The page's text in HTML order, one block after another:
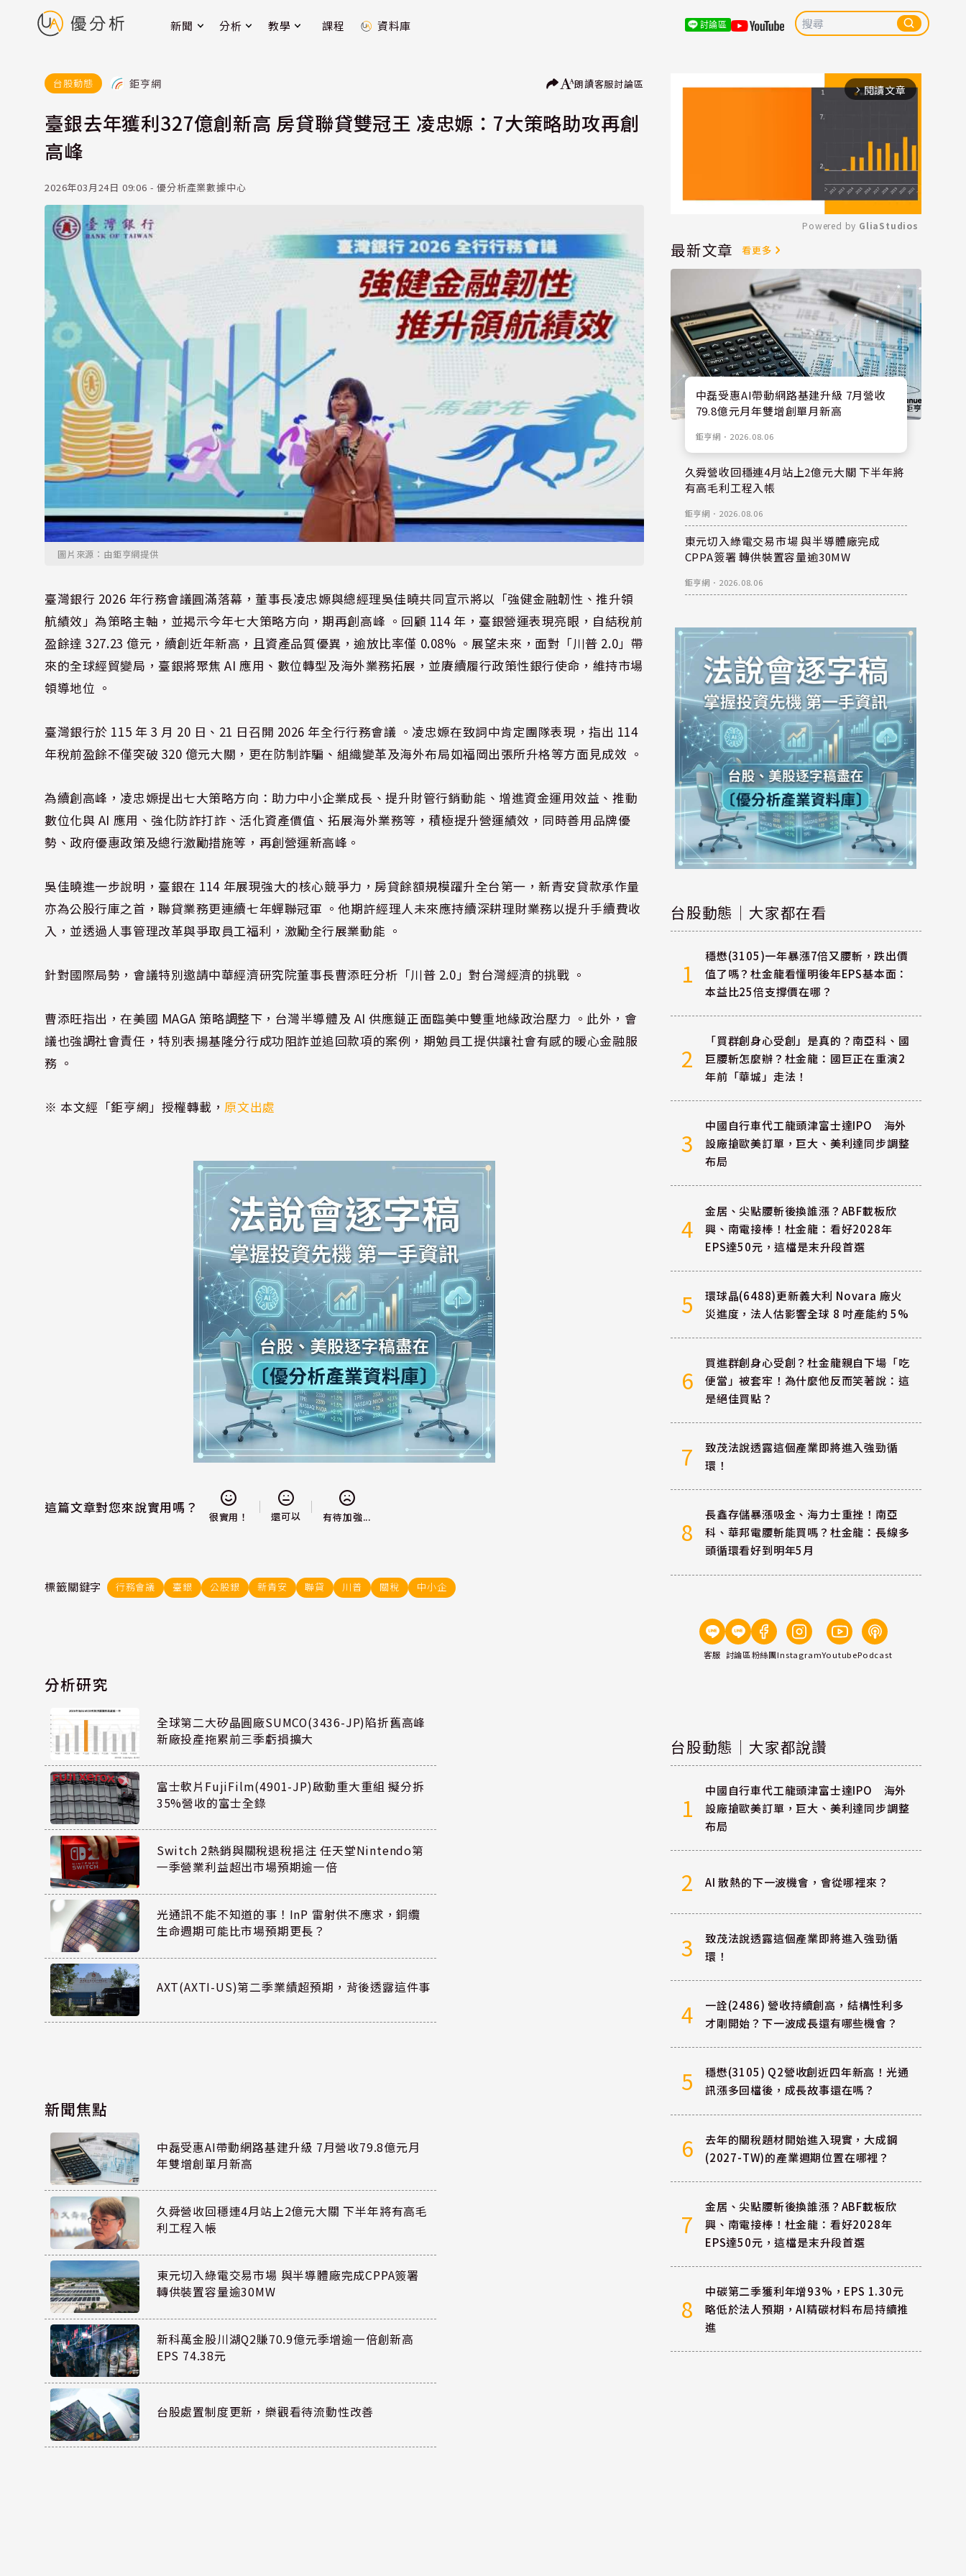
新聞 分析 教學 課程 資料庫 討論區
台股動態 鉅亨網 朗讀客服討論區
臺銀去年獲利327億創新高 房貸聯貸雙冠王 凌忠嫄：7大策略助攻再創
高峰
2026年03月24日 09:06 - 優分析產業數據中心
圖片來源：由鉅亨網提供
臺灣銀行 2026 年行務會議圓滿落幕，董事長凌忠嫄與總經理吳佳曉共同宣示將以「強健金融韌性、推升領
航績效」為策略主軸，並揭示今年七大策略方向，期再創高峰 。回顧 114 年，臺銀營運表現亮眼，自結稅前
盈餘達 327.23 億元，續創近年新高，且資產品質優異，逾放比率僅 0.08% 。展望未來，面對「川普 2.0」帶
來的全球經貿變局，臺銀將聚焦 AI 應用、數位轉型及海外業務拓展，並賡續履行政策性銀行使命，維持市場
領導地位 。
臺灣銀行於 115 年 3 月 20 日、21 日召開 2026 年全行行務會議 。凌忠嫄在致詞中肯定團隊表現，指出 114
年稅前盈餘不僅突破 320 億元大關，更在防制詐騙、組織變革及海外布局如福岡出張所升格等方面見成效 。
為續創高峰，凌忠嫄提出七大策略方向：助力中小企業成長、提升財管行銷動能、增進資金運用效益、推動
數位化與 AI 應用、強化防詐打詐、活化資產價值、拓展海外業務等，積極提升營運績效，同時善用品牌優
勢、政府優惠政策及總行激勵措施等，再創營運新高峰。
吳佳曉進一步說明，臺銀在 114 年展現強大的核心競爭力，房貸餘額規模躍升全台第一，新青安貸款承作量
亦為公股行庫之首，聯貸業務更連續七年蟬聯冠軍 。他期許經理人未來應持續深耕理財業務以提升手續費收
入，並透過人事管理改革與爭取員工福利，激勵全行展業動能 。
針對國際局勢，會議特別邀請中華經濟研究院董事長曹添旺分析「川普 2.0」對台灣經濟的挑戰 。
曹添旺指出，在美國 MAGA 策略調整下，台灣半導體及 AI 供應鏈正面臨美中雙重地緣政治壓力 。此外，會
議也強調社會責任，特別表揚基隆分行成功阻詐並追回款項的案例，期勉員工提供讓社會有感的暖心金融服
務 。
※ 本文經「鉅亨網」授權轉載，原文出處
這篇文章對您來說實用嗎？
很實用！ 還可以 有待加強...
標籤關鍵字 行務會議 臺銀 公股銀 新青安 聯貸 川普 關稅 中小企
分析研究
全球第二大矽晶圓廠SUMCO(3436-JP)陷折舊高峰
新廠投產拖累前三季虧損擴大
富士軟片FujiFilm(4901-JP)啟動重大重組 擬分拆
35%營收的富士全錄
Switch 2熱銷與關稅退稅挹注 任天堂Nintendo第
一季營業利益超出市場預期逾一倍
光通訊不能不知道的事！InP 雷射供不應求，銅纜
生命週期可能比市場預期更長？
AXT(AXTI-US)第二季業績超預期，背後透露這件事
新聞焦點
中磊受惠AI帶動網路基建升級 7月營收79.8億元月
年雙增創單月新高
久舜營收回穩連4月站上2億元大關 下半年將有高毛
利工程入帳
東元切入綠電交易市場 與半導體廠完成CPPA簽署
轉供裝置容量逾30MW
新科萬金股川湖Q2賺70.9億元季增逾一倍創新高
EPS 74.38元
台股處置制度更新，樂觀看待流動性改善
arrow_forward_ios 閱讀文章
Mute
Powered by GliaStudios
最新文章 看更多
中磊受惠AI帶動網路基建升級 7月營收
79.8億元月年雙增創單月新高
鉅亨網 ． 2026.08.06
久舜營收回穩連4月站上2億元大關 下半年將
有高毛利工程入帳
鉅亨網 ． 2026.08.06
東元切入綠電交易市場 與半導體廠完成
CPPA簽署 轉供裝置容量逾30MW
鉅亨網 ． 2026.08.06
台股動態｜大家都在看
1
穩懋(3105)一年暴漲7倍又腰斬，跌出價
值了嗎？杜金龍看懂明後年EPS基本面：
本益比25倍支撐價在哪？
2
「買群創身心受創」是真的？南亞科、國
巨腰斬怎麼辦？杜金龍：國巨正在重演2
年前「華城」走法！
3
中國自行車代工龍頭津富士達IPO 海外
設廠搶歐美訂單，巨大、美利達同步調整
布局
4
金居、尖點腰斬後換誰漲？ABF載板欣
興、南電接棒！杜金龍：看好2028年
EPS達50元，這檔是末升段首選
5
環球晶(6488)更新義大利 Novara 廠火
災進度，法人估影響全球 8 吋產能約 5%
6
買進群創身心受創？杜金龍親自下場「吃
便當」被套牢！為什麼他反而笑著說：這
是絕佳買點？
7
致茂法說透露這個產業即將進入強勁循
環！
8
長鑫存儲暴漲吸金、海力士重挫！南亞
科、華邦電腰斬能買嗎？杜金龍：長線多
頭循環看好到明年5月
客服 討論區粉絲團InstagramYoutubePodcast
台股動態｜大家都說讚
1
中國自行車代工龍頭津富士達IPO 海外
設廠搶歐美訂單，巨大、美利達同步調整
布局
2 AI 散熱的下一波機會，會從哪裡來？
3
致茂法說透露這個產業即將進入強勁循
環！
4
一詮(2486) 營收持續創高，結構性利多
才剛開始？下一波成長還有哪些機會？
5
穩懋(3105) Q2營收創近四年新高！光通
訊漲多回檔後，成長故事還在嗎？
6
去年的關稅題材開始進入現實，大成鋼
(2027-TW)的產業週期位置在哪裡？
7
金居、尖點腰斬後換誰漲？ABF載板欣
興、南電接棒！杜金龍：看好2028年
EPS達50元，這檔是末升段首選
8
中碳第二季獲利年增93%，EPS 1.30元
略低於法人預期，AI精碳材料布局持續推
進